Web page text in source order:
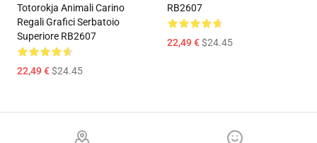
Totorokja Animali Carino
Regali Grafici Serbatoio
Superiore RB2607
22,49 €$24.45
RB2607
22,49 €$24.45